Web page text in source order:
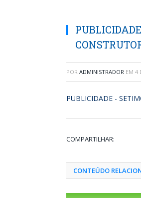
POR ADMINISTRADOR EM 4
PUBLICIDADE -
COMPARTILHAR:
CONTEÚDO